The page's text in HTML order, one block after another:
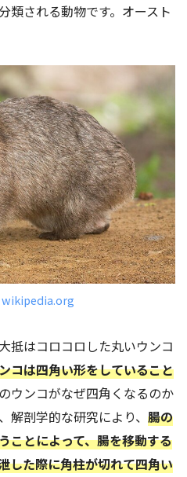
類される動物です。オースト
wikipedia.org
抵はコロコロした丸いウンコ
コは四角い形をしていること
ウンコがなぜ四角くなるのか
解剖学的な研究により、 腸の
ことによって、腸を移動する
した際に角柱が切れて四角い